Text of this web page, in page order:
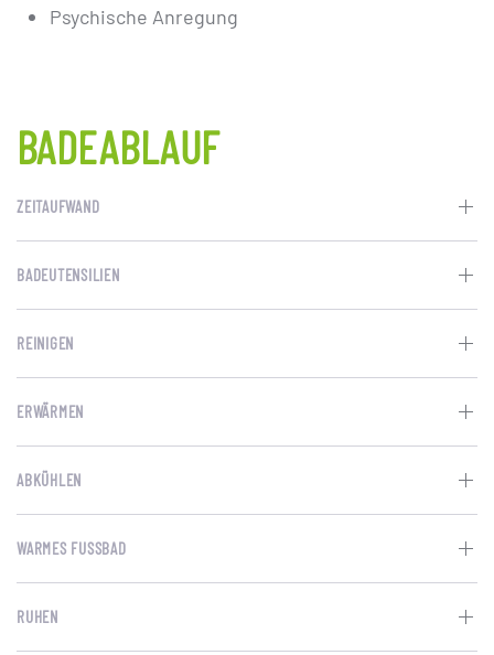
Psychische Anregung
BADEABLAUF
ZEITAUFWAND
BADEUTENSILIEN
REINIGEN
ERWÄRMEN
ABKÜHLEN
WARMES FUSSBAD
RUHEN